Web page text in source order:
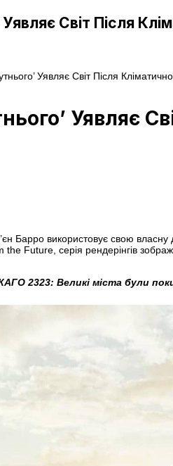
Світ Після
Уявляє Світ Після
Уявляє
Барро використовує свою власну
Future, серія рендерінгів
2323: Великі міста були